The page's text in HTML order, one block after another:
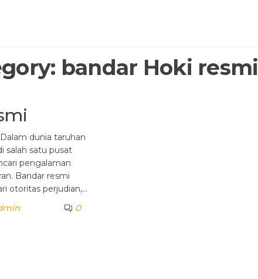
bandar Hoki resmi
dunia taruhan
salah satu pusat
pengalaman
Bandar resmi
otoritas perjudian,…
0